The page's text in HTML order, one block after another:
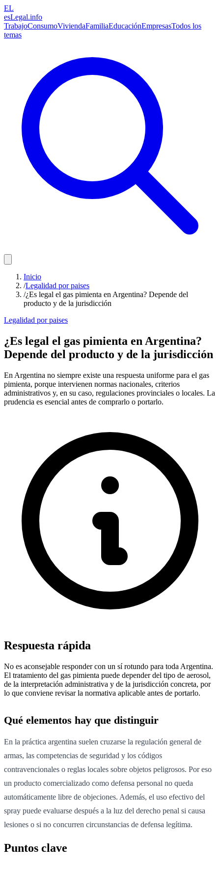
EL
esLegal.info
TrabajoConsumoViviendaFamiliaEducaciónEmpresasTodos los
temas
Inicio
/Legalidad por paises
/¿Es legal el gas pimienta en Argentina? Depende del
producto y de la jurisdicción
Legalidad por paises
¿Es legal el gas pimienta en Argentina?
Depende del producto y de la jurisdicción
En Argentina no siempre existe una respuesta uniforme para el gas
pimienta, porque intervienen normas nacionales, criterios
administrativos y, en su caso, regulaciones provinciales o locales. La
prudencia es esencial antes de comprarlo o portarlo.
Respuesta rápida
No es aconsejable responder con un sí rotundo para toda Argentina.
El tratamiento del gas pimienta puede depender del tipo de aerosol,
de la interpretación administrativa y de la jurisdicción concreta, por
lo que conviene revisar la normativa aplicable antes de portarlo.
Qué elementos hay que distinguir
En la práctica argentina suelen cruzarse la regulación general de
armas, las competencias de seguridad y los códigos
contravencionales o reglas locales sobre objetos peligrosos. Por eso
un producto comercializado como defensa personal no queda
automáticamente libre de objeciones. Además, el uso efectivo del
spray puede evaluarse después a la luz del derecho penal si causa
lesiones o si no concurren circunstancias de defensa legítima.
Puntos clave